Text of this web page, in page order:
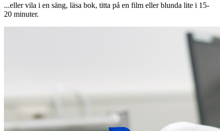
...eller vila i en säng, läsa bok, titta på en film eller blunda lite i 15-
20 minuter.